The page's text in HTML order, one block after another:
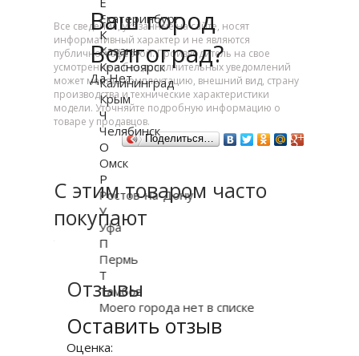
Все сведения, указанные на сайте, носят
информативный характер и не являются
публичной офертой. Производитель на свое
усмотрение и без дополнительных уведомлений
может менять комплектацию, внешний вид, страну
производства и технические характеристики
модели. Уточняйте подробную информацию о
товаре у продавцов.
Поделиться…
С этим товаром часто
покупают
Отзывы
Оставить отзыв
Оценка:
Ваш город
Волгоград?
Да Нет
Екатеринбург
К
Казань
Красноярск
Калининград
Крым
Ч
Челябинск
О
Омск
Р
Ростов-на-Дону
У
Уфа
П
Пермь
Т
Тамбов
Моего города нет в списке